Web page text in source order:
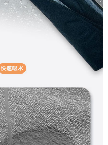
個別帳號之用戶狀況，依本公司即
不足之情形，本公司將視審查結果
註冊。若發現惡意使用之情形，
使用額度並採取法律行動。
免運費
運費